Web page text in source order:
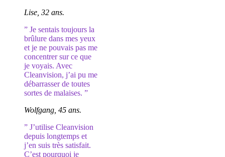
Lise, 32 ans.
” Je sentais toujours la
brûlure dans mes yeux
et je ne pouvais pas me
concentrer sur ce que
je voyais. Avec
Cleanvision, j’ai pu me
débarrasser de toutes
sortes de malaises. ”
Wolfgang, 45 ans.
” J’utilise Cleanvision
depuis longtemps et
j’en suis très satisfait.
C’est pourquoi je